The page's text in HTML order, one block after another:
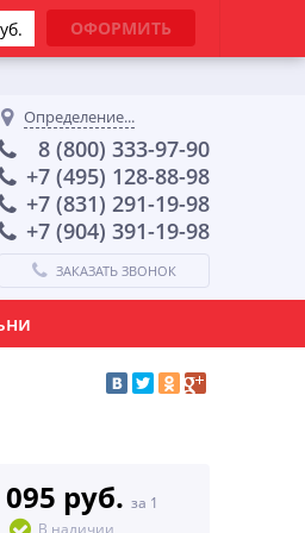
Определение...
8 (800) 333-97-90
+7 (495) 128-88-98
+7 (831) 291-19-98
+7 (904) 391-19-98
ЗАКАЗАТЬ ЗВОНОК
руб. за 1
В наличии
ОФОРМИТЬ